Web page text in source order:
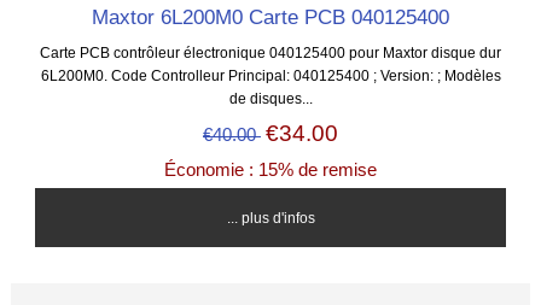
Maxtor 6L200M0 Carte PCB 040125400
Carte PCB contrôleur électronique 040125400 pour Maxtor disque dur
6L200M0. Code Controlleur Principal: 040125400 ; Version: ; Modèles
de disques...
€40.00 €34.00
Économie : 15% de remise
... plus d'infos